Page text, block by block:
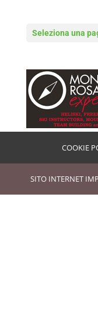
Seleziona una
COOKIE
SITO INTERNET